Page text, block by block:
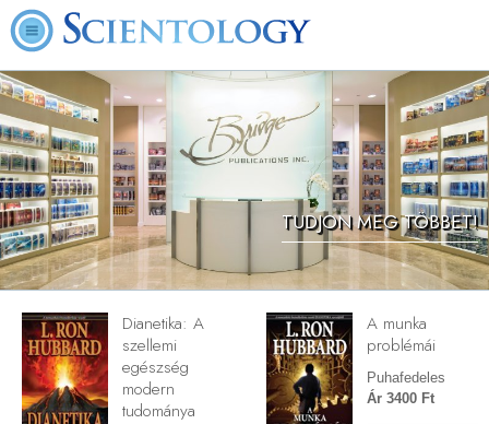
TUDJON MEG TÖBBET!
Dianetika: A
szellemi
egészség
modern
tudománya
A munka
problémái
Puhafedeles
Ár 3400 Ft